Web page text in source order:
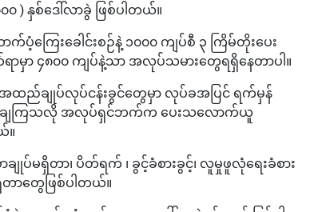
နှစ်ဒေါ်လာခွဲ ဖြစ်ပါတယ်။
ကြေးခေါင်းစဉ်နဲ့ ၁၀၀၀ ကျပ်စီ ၃ ကြိမ်တိုးပေး
မှာ ၄၈၀၀ ကျပ်နဲ့သာ အလုပ်သမားတွေရရှိနေတာပါ။
အထည်ချုပ်လုပ်ငန်းခွင်တွေမှာ လုပ်ခအပြင် ရက်မှန်
းချေကြသလို အလုပ်ရှင်ဘက်က ပေးသလောက်ယူ
။
ပ်မရှိတာ၊ ပိတ်ရက် ၊ ခွင့်ခံစားခွင့်၊ လူမှုဖူလုံရေးခံစား
ာတွေဖြစ်ပါတယ်။